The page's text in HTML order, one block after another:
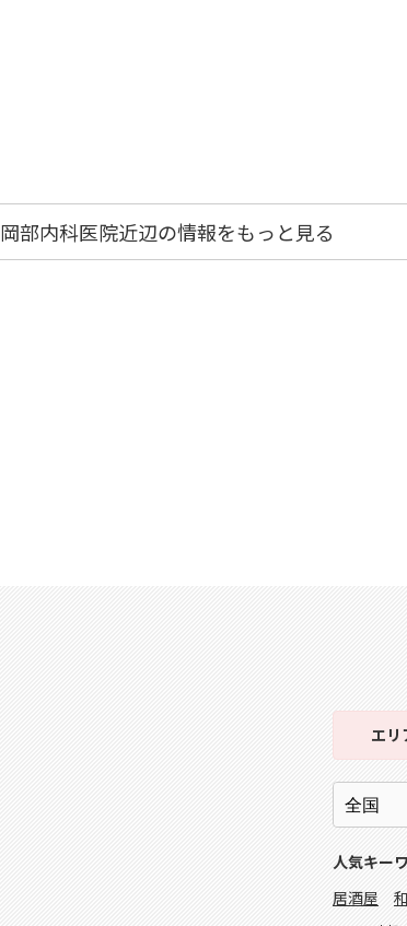
岡部内科医院近辺の情報をもっと見る
エリ
人気キー
居酒屋